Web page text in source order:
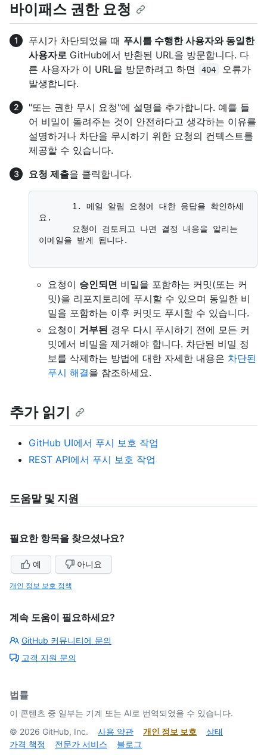
바이패스 권한 요청
푸시가 차단되었을 때 푸시를 수행한 사용자와 동일한
사용자로 GitHub에서 반환된 URL을 방문합니다. 다
른 사용자가 이 URL을 방문하려고 하면
404
오류가
발생합니다.
"또는 권한 무시 요청"에 설명을 추가합니다. 예를 들
어 비밀이 돌려주는 것이 안전하다고 생각하는 이유를
설명하거나 차단을 무시하기 위한 요청의 컨텍스트를
제공할 수 있습니다.
요청 제출을 클릭합니다.
요.
이메일을 받게 됩니다.
요청이 승인되면 비밀을 포함하는 커밋(또는 커
밋)을 리포지토리에 푸시할 수 있으며 동일한 비
밀을 포함하는 이후 커밋도 푸시할 수 있습니다.
요청이 거부된 경우 다시 푸시하기 전에 모든 커
밋에서 비밀을 제거해야 합니다. 차단된 비밀 정
보를 삭제하는 방법에 대한 자세한 내용은 차단된
푸시 해결을 참조하세요.
추가 읽기
GitHub UI에서 푸시 보호 작업
REST API에서 푸시 보호 작업
도움말 및 지원
필요한 항목을 찾으셨나요?
예 아니요
개인 정보 보호 정책
계속 도움이 필요하세요?
GitHub 커뮤니티에 문의
고객 지원 문의
법률
이 콘텐츠 중 일부는 기계 또는 AI로 번역되었을 수 있습니다.
© 2026 GitHub, Inc. 사용 약관 개인 정보 보호
상태
가격 책정
전문가 서비스 블로그